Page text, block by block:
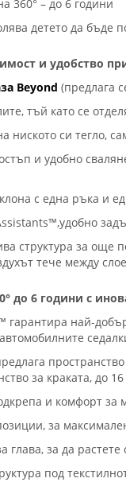
360° – до 6 години
детето да бъде
и удобство
Beyond (предлага
тъй като се
ниското си тегло,
и удобно
с една ръка и
структура за
тече между
6 години с
гарантира най-
за краката, до
и комфорт за
за
глава, за да
под